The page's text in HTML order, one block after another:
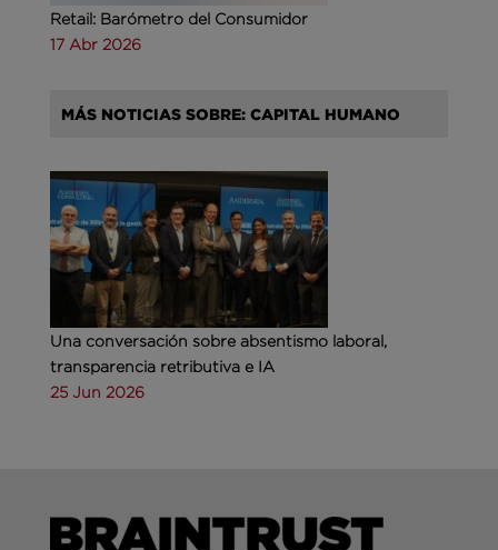
Retail: Barómetro del Consumidor
17 Abr 2026
MÁS NOTICIAS SOBRE: CAPITAL HUMANO
Una conversación sobre absentismo laboral,
transparencia retributiva e IA
25 Jun 2026